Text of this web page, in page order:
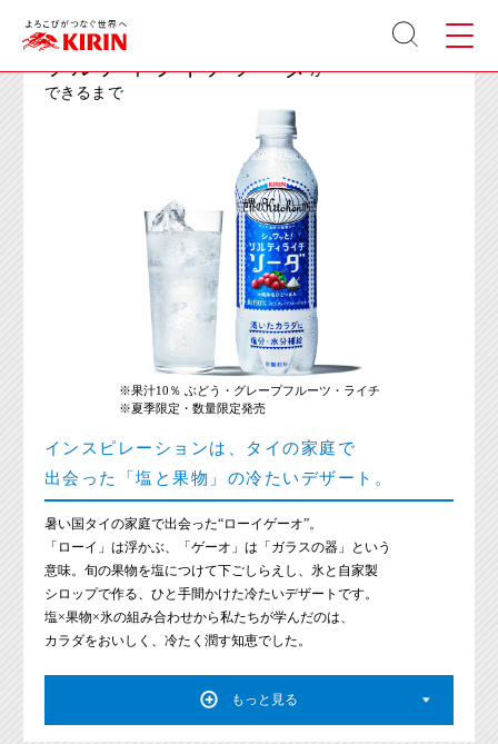
サイト
内検索
メニュ
ー
MENU
ソルティライチソーダが
できるまで
※果汁10％ ぶどう・グレープフルーツ・ライチ
※夏季限定・数量限定発売
インスピレーションは、タイの家庭で
出会った「塩と果物」の冷たいデザート。
暑い国タイの家庭で出会った“ローイゲーオ”。
「ローイ」は浮かぶ、「ゲーオ」は「ガラスの器」という
意味。旬の果物を塩につけて下ごしらえし、氷と自家製
シロップで作る、ひと手間かけた冷たいデザートです。
塩×果物×氷の組み合わせから私たちが学んだのは、
カラダをおいしく、冷たく潤す知恵でした。
もっと見る